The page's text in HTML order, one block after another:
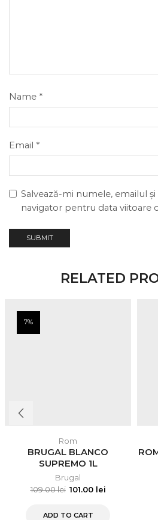
Name *
Email *
Salvează-mi numele, emailul
navigator pentru data viitoare
RELATED
7%
Rom
BRUGAL BLANCO
SUPREMO 1L
Brugal
109.00lei 101.00 lei
ADD TO CART